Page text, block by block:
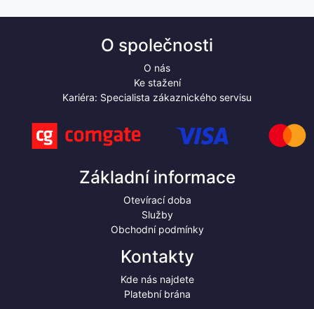
O společnosti
O nás
Ke stažení
Kariéra: Specialista zákaznického servisu
Základní informace
Otevírací doba
Služby
Obchodní podmínky
Kontakty
Kde nás najdete
Platební brána